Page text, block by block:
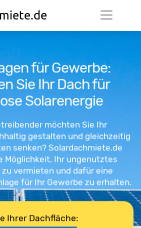
für Gewerbe:
Sie Ihr Dach für
Solarenergie
möchten Sie Ihr
gestalten und gleichzeitig
senken? Solardachmiete.de
Möglichkeit, Ihr ungenutztes
zu vermieten und dafür eine
für Ihr Gewerbe zu erhalten.
Ihrer Dachfläche: